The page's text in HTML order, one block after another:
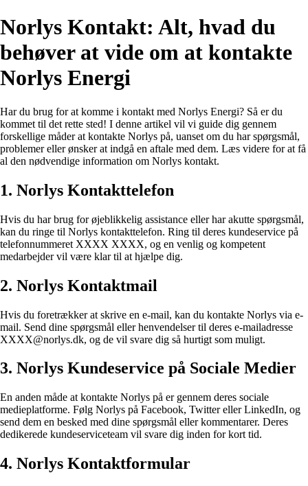
Norlys Kontakt: Alt, hvad du
behøver at vide om at kontakte
Norlys Energi
Har du brug for at komme i kontakt med Norlys Energi? Så er du
kommet til det rette sted! I denne artikel vil vi guide dig gennem
forskellige måder at kontakte Norlys på, uanset om du har spørgsmål,
problemer eller ønsker at indgå en aftale med dem. Læs videre for at få
al den nødvendige information om Norlys kontakt.
1. Norlys Kontakttelefon
Hvis du har brug for øjeblikkelig assistance eller har akutte spørgsmål,
kan du ringe til Norlys kontakttelefon. Ring til deres kundeservice på
telefonnummeret XXXX XXXX, og en venlig og kompetent
medarbejder vil være klar til at hjælpe dig.
2. Norlys Kontaktmail
Hvis du foretrækker at skrive en e-mail, kan du kontakte Norlys via e-
mail. Send dine spørgsmål eller henvendelser til deres e-mailadresse
XXXX@norlys.dk, og de vil svare dig så hurtigt som muligt.
3. Norlys Kundeservice på Sociale Medier
En anden måde at kontakte Norlys på er gennem deres sociale
medieplatforme. Følg Norlys på Facebook, Twitter eller LinkedIn, og
send dem en besked med dine spørgsmål eller kommentarer. Deres
dedikerede kundeserviceteam vil svare dig inden for kort tid.
4. Norlys Kontaktformular